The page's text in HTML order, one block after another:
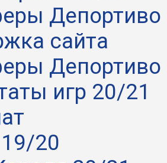
Депортиво
сайта
Депортиво
игр 20/21
20